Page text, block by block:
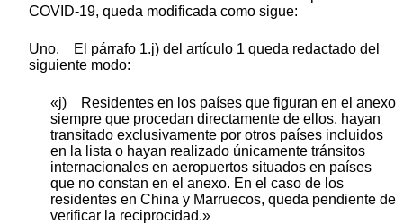
COVID-19, queda modificada como sigue:
Uno. El párrafo 1.j) del artículo 1 queda redactado del
siguiente modo:
«j) Residentes en los países que figuran en el anexo
siempre que procedan directamente de ellos, hayan
transitado exclusivamente por otros países incluidos
en la lista o hayan realizado únicamente tránsitos
internacionales en aeropuertos situados en países
que no constan en el anexo. En el caso de los
residentes en China y Marruecos, queda pendiente de
verificar la reciprocidad.»